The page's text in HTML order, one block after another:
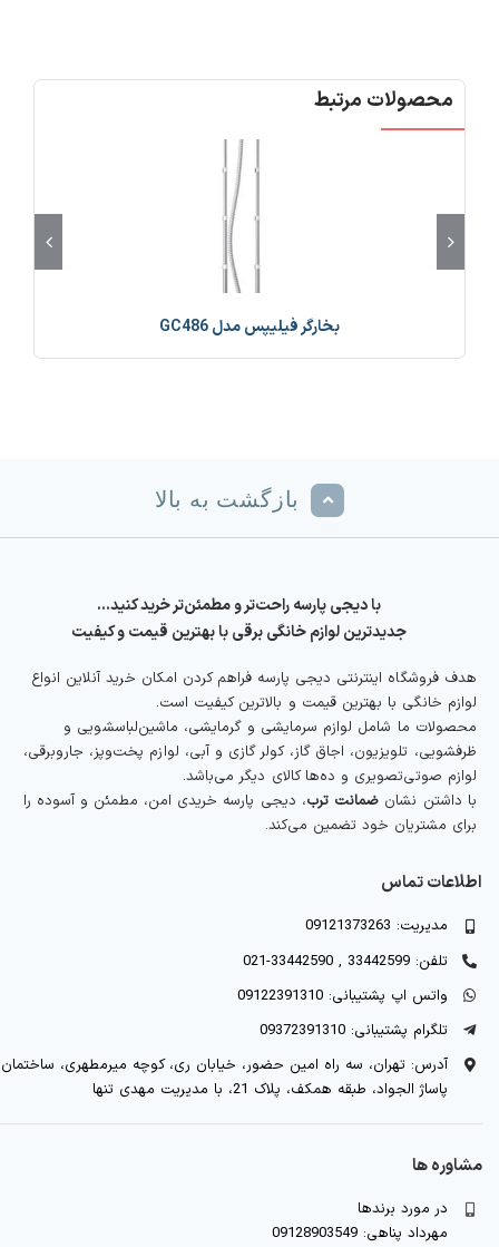
محصولات مرتبط
بخارگر فیلیپس مدل GC486
بازگشت به بالا
با دیجی پارسه راحت‌تر و مطمئن‌تر خرید کنید…
جدیدترین لوازم خانگی برقی با بهترین قیمت و کیفیت
هدف فروشگاه اینترنتی دیجی پارسه فراهم کردن امکان خرید آنلاین انواع
لوازم خانگی با بهترین قیمت و بالاترین کیفیت است.
محصولات ما شامل لوازم سرمایشی و گرمایشی، ماشین‌لباسشویی و
ظرفشویی، تلویزیون، اجاق گاز، کولر گازی و آبی، لوازم پخت‌وپز، جاروبرقی،
لوازم صوتی‌تصویری و ده‌ها کالای دیگر می‌باشد.
با داشتن نشان ضمانت ترب، دیجی پارسه خریدی امن، مطمئن و آسوده را
برای مشتریان خود تضمین می‌کند.
اطلاعات تماس
مدیریت: 09121373263
تلفن: 33442599 , 33442590-021
واتس اپ پشتیبانی: 09122391310
تلگرام پشتیبانی: 09372391310
آدرس: تهران، سه راه امین حضور، خیابان ری، کوچه میرمطهری، ساختمان
پاساژ الجواد، طبقه همکف، پلاک 21، با مدیریت مهدی تنها
مشاوره ها
در مورد برندها
مهرداد پناهی: 09128903549